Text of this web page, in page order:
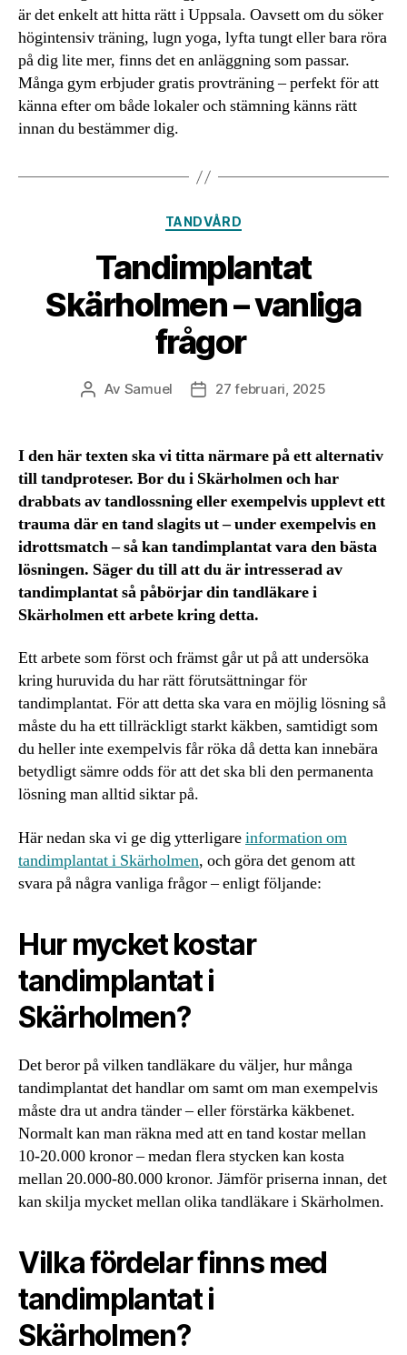
är det enkelt att hitta rätt i Uppsala. Oavsett om du söker
högintensiv träning, lugn yoga, lyfta tungt eller bara röra
på dig lite mer, finns det en anläggning som passar.
Många gym erbjuder gratis provträning – perfekt för att
känna efter om både lokaler och stämning känns rätt
innan du bestämmer dig.
Kategorier
TANDVÅRD
Tandimplantat
Skärholmen – vanliga
frågor
Inläggsförfattare
Av Samuel Inläggsdatum
27 februari, 2025
I den här texten ska vi titta närmare på ett alternativ
till tandproteser. Bor du i Skärholmen och har
drabbats av tandlossning eller exempelvis upplevt ett
trauma där en tand slagits ut – under exempelvis en
idrottsmatch – så kan tandimplantat vara den bästa
lösningen. Säger du till att du är intresserad av
tandimplantat så påbörjar din tandläkare i
Skärholmen ett arbete kring detta.
Ett arbete som först och främst går ut på att undersöka
kring huruvida du har rätt förutsättningar för
tandimplantat. För att detta ska vara en möjlig lösning så
måste du ha ett tillräckligt starkt käkben, samtidigt som
du heller inte exempelvis får röka då detta kan innebära
betydligt sämre odds för att det ska bli den permanenta
lösning man alltid siktar på.
Här nedan ska vi ge dig ytterligareinformation om
tandimplantat i Skärholmen, och göra det genom att
svara på några vanliga frågor – enligt följande:
Hur mycket kostar
tandimplantat i
Skärholmen?
Det beror på vilken tandläkare du väljer, hur många
tandimplantat det handlar om samt om man exempelvis
måste dra ut andra tänder – eller förstärka käkbenet.
Normalt kan man räkna med att en tand kostar mellan
10-20.000 kronor – medan flera stycken kan kosta
mellan 20.000-80.000 kronor. Jämför priserna innan, det
kan skilja mycket mellan olika tandläkare i Skärholmen.
Vilka fördelar finns med
tandimplantat i
Skärholmen?